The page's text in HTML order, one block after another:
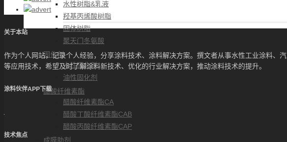
水性树脂&乳液
羟基丙烯酸树脂
固体树脂
聚天门冬氨酸
固化剂
水性固化剂
油性固化剂
醋酸纤维素酯
醋酸纤维素酯CA
醋酸丁酸纤维素酯CAB
醋酸丙酸纤维素酯CAP
成膜助剂
关于本站
作为个人网站，记录个人经验，分享涂料技术、涂料解决方案。撰文者从事水性工业涂料
等应用技术，希望及时了解涂料新技术、优化的行业解决方案，推动涂料技术的提升。
涂料伙伴APP下载
技术焦点